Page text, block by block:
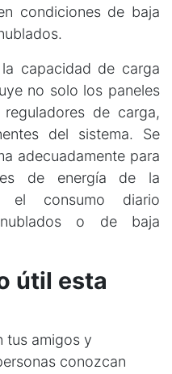
condiciones de baja
capacidad de carga
no solo los paneles
de carga,
del sistema. Se
adecuadamente para
de energía de la
el consumo diario
o de baja
útil esta
tus amigos y
conozcan